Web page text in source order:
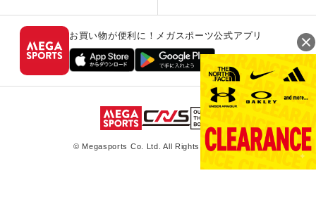
お買い物が便利に！メガスポーツ公式アプリ
© Megasports Co. Ltd. All Rights Reserved.